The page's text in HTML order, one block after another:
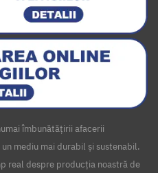
îmbunătățirii afacerii
mediu mai durabil și sustenabil.
real despre producția noastră de